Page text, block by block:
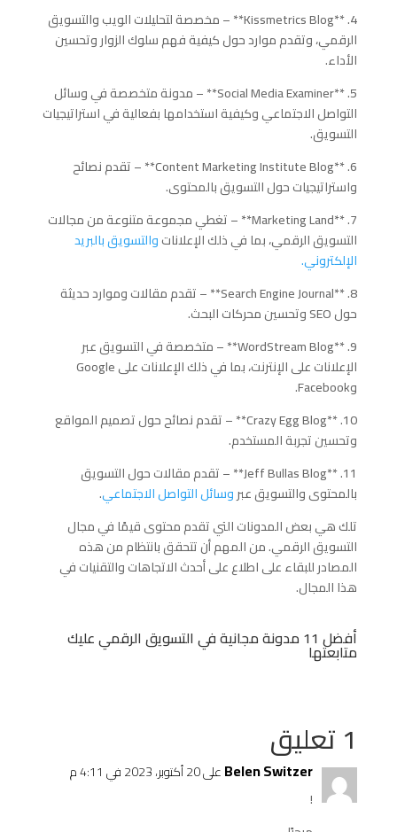
4. **Kissmetrics Blog** – مخصصة لتحليلات الويب والتسويق
الرقمي، وتقدم موارد حول كيفية فهم سلوك الزوار وتحسين
الأداء.
5. **Social Media Examiner** – مدونة متخصصة في وسائل
التواصل الاجتماعي وكيفية استخدامها بفعالية في استراتيجيات
التسويق.
6. **Content Marketing Institute Blog** – تقدم نصائح
واستراتيجيات حول التسويق بالمحتوى.
7. **Marketing Land** – تغطي مجموعة متنوعة من مجالات
التسويق الرقمي، بما في ذلك الإعلاناتوالتسويق بالبريد
الإلكتروني.
8. **Search Engine Journal** – تقدم مقالات وموارد حديثة
حول SEO وتحسين محركات البحث.
9. **WordStream Blog** – متخصصة في التسويق عبر
الإعلانات على الإنترنت، بما في ذلك الإعلانات على Google
وFacebook.
10. **Crazy Egg Blog** – تقدم نصائح حول تصميم المواقع
وتحسين تجربة المستخدم.
11. **Jeff Bullas Blog** – تقدم مقالات حول التسويق
بالمحتوى والتسويق عبروسائل التواصل الاجتماعي.
تلك هي بعض المدونات التي تقدم محتوى قيمًا في مجال
التسويق الرقمي. من المهم أن تتحقق بانتظام من هذه
المصادر للبقاء على اطلاع على أحدث الاتجاهات والتقنيات في
هذا المجال.
أفضل 11 مدونة مجانية في التسويق الرقمي عليك
متابعتها
1 تعليق
Belen Switzerعلى 20 أكتوبر، 2023 في 4:11 م
!